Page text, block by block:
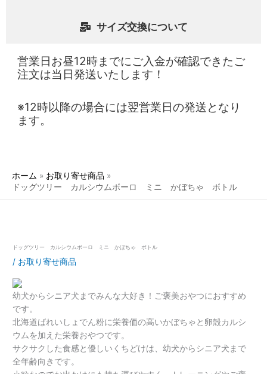
サイズ交換について
営業日お昼12時までにご入金が確認できたご
注文は当日発送いたします！
※12時以降の場合には翌営業日の発送となり
ます。
ホーム
お取り寄せ商品
ドッグツリー カルシウムボーロ ミニ かぼちゃ ボトル
ドッグツリー カルシウムボーロ ミニ かぼちゃ ボトル
/ お取り寄せ商品
幼犬からシニア犬までみんな大好き！ご褒美おやつにおすすめ
です。
北海道ばれいしょでん粉に栄養価の高いかぼちゃと卵殻カルシ
ウムを加えた栄養おやつです。
サクサクした食感と優しいくちどけは、幼犬からシニア犬まで
全年齢向きです。